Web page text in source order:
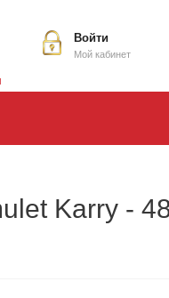
Войти
Мой кабинет
Karry -